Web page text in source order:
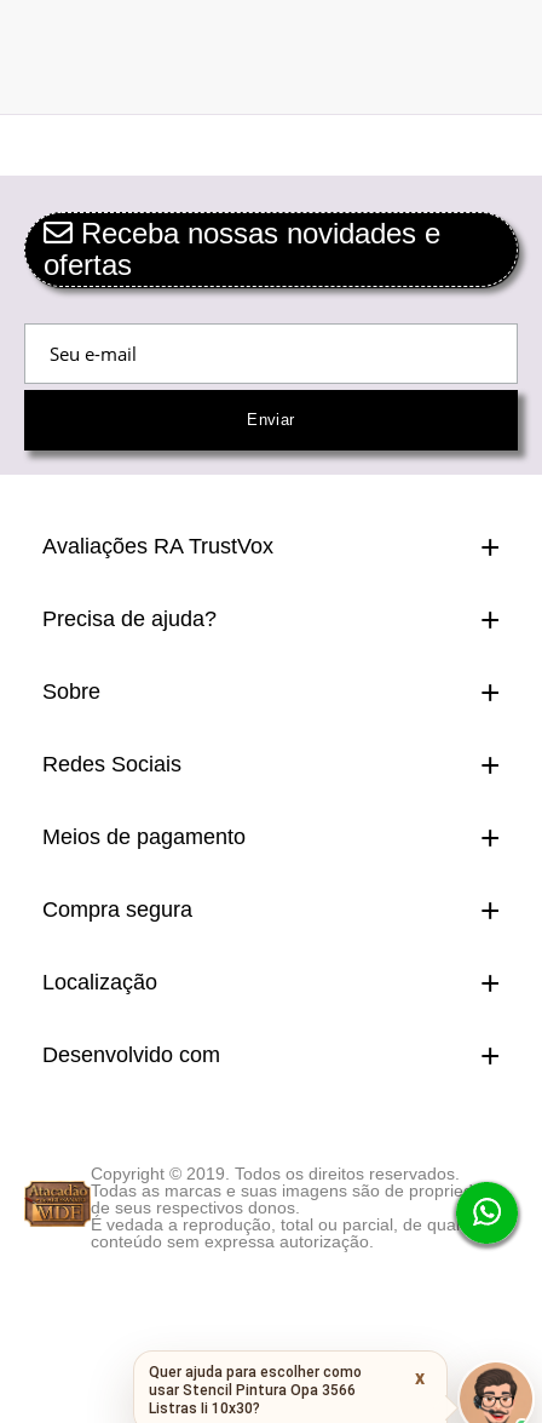
Receba nossas novidades e
ofertas
Avaliações RA TrustVox
Precisa de ajuda?
Sobre
Redes Sociais
Meios de pagamento
Compra segura
Localização
Desenvolvido com
Copyright © 2019. Todos os direitos reservados.
Todas as marcas e suas imagens são de propriedade
de seus respectivos donos.
É vedada a reprodução, total ou parcial, de qualquer
conteúdo sem expressa autorização.